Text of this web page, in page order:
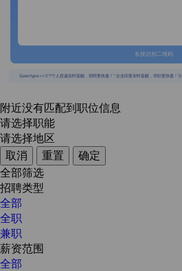
长按识别二维码
{{usertype=='2'?'个人投递实时提醒，招聘更快捷！':'企业回复实时提醒，求职更快捷！'}}
附近没有匹配到职位信息
请选择职能
请选择地区
取消
重置
确定
全部筛选
招聘类型
全部
全职
兼职
薪资范围
全部